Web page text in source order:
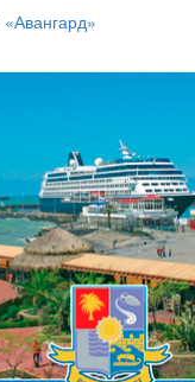
«Авангард»